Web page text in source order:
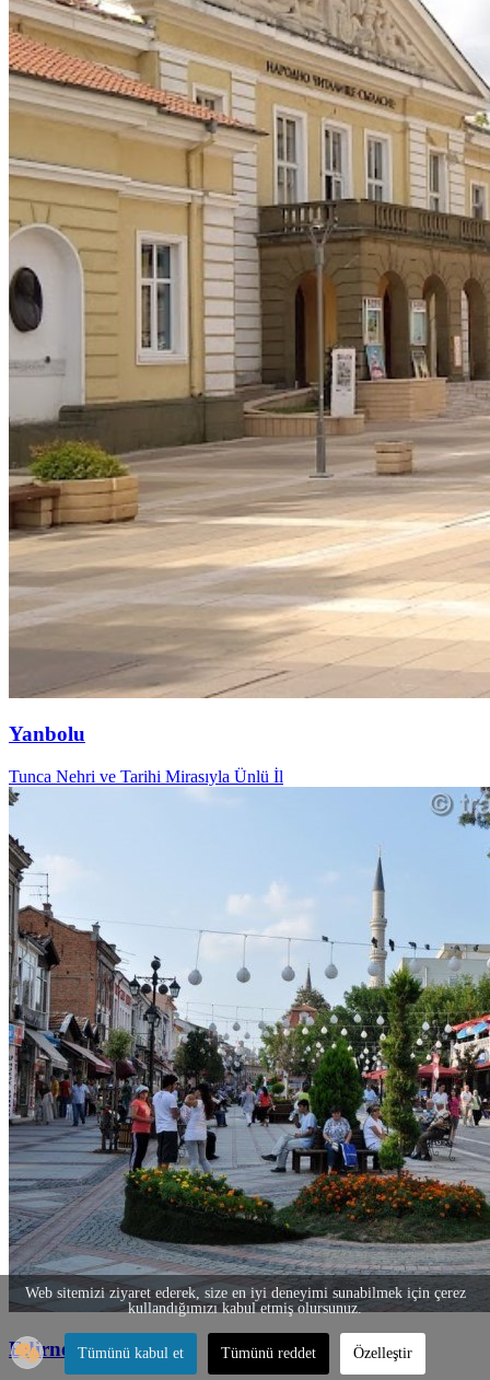
Yanbolu
Tunca Nehri ve Tarihi Mirasıyla Ünlü İl
Edirne
Web sitemizi ziyaret ederek, size en iyi deneyimi sunabilmek için çerez
kullandığımızı kabul etmiş olursunuz.
Tümünü kabul et Tümünü reddet Özelleştir